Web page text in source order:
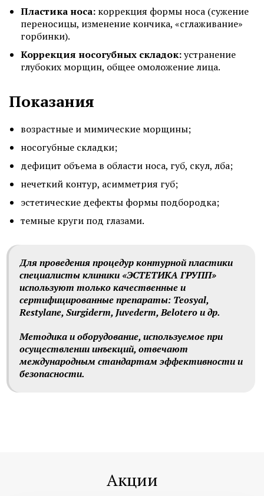
Пластика носа: коррекция формы носа (сужение
переносицы, изменение кончика, «сглаживание»
горбинки).
Коррекция носогубных складок:устранение
глубоких морщин, общее омоложение лица.
Показания
возрастные и мимические морщины;
носогубные складки;
дефицит объема в области носа, губ, скул, лба;
нечеткий контур, асимметрия губ;
эстетические дефекты формы подбородка;
темные круги под глазами.
Для проведения процедур контурной пластики
специалисты клиники «ЭСТЕТИКА ГРУПП»
используют только качественные и
сертифицированные препараты: Teosyal,
Restylane, Surgiderm, Juvederm, Belotero и др.
Методика и оборудование, используемое при
осуществлении инъекций, отвечают
международным стандартам эффективности и
безопасности.
Акции